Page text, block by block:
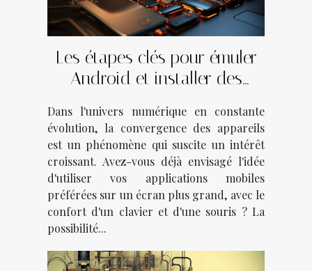
Les étapes clés pour émuler
Android et installer des
PC
Dans l'univers numérique en constante
évolution, la convergence des appareils
est un phénomène qui suscite un intérêt
croissant. Avez-vous déjà envisagé l'idée
d'utiliser vos applications mobiles
préférées sur un écran plus grand, avec le
confort d'un clavier et d'une souris ? La
possibilité...